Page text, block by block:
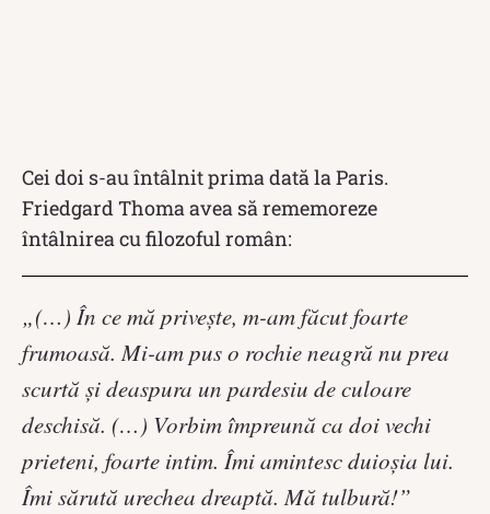
Cei doi s-au întâlnit prima dată la Paris.
Friedgard Thoma avea să rememoreze
întâlnirea cu filozoful român:
„(…) În ce mă privește, m-am făcut foarte
frumoasă. Mi-am pus o rochie neagră nu prea
scurtă și deaspura un pardesiu de culoare
deschisă. (…) Vorbim împreună ca doi vechi
prieteni, foarte intim. Îmi amintesc duioșia lui.
Îmi sărută urechea dreaptă. Mă tulbură!”